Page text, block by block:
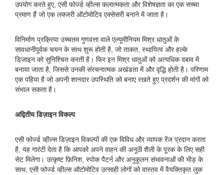
उपयोग करते हुए, एसी फोर्ज्ड व्हील्स कलात्मकता और विशेषज्ञता का एक सच्चा
प्रमाण हैं जो एक लक्जरी ऑटोमोटिव एक्सेसरी बनाने में जाता है।
विनिर्माण प्रक्रिया उच्चतम गुणवत्ता वाले एल्यूमीनियम मिश्र धातुओं के
सावधानीपूर्वक चयन के साथ शुरू होती है, जो ताकत, स्थायित्व और हल्के
डिजाइन को सुनिश्चित करती है। फिर इन मिश्र धातुओं को अत्यधिक दबाव में
बनाया जाता है, जिससे उनकी संरचनात्मक अखंडता में और वृद्धि होती है। परिणाम
एक पहिया है जो अपनी शानदार उपस्थिति को बनाए रखते हुए प्रदर्शन की मांगों को
संभाल सकता है।
अद्वितीय डिज़ाइन विकल्प
एसी फोर्ज्ड व्हील्स डिज़ाइन विकल्पों की एक विविध और व्यापक रेंज प्रदान करता
है, यह गारंटी देता है कि आपको अपने वाहन की अनूठी शैली के पूरक के लिए सही
सेट मिलेगा। उत्कृष्ट फ़िनिश, स्पोक पैटर्न और अनुकूलन संभावनाओं की भीड़ के
साथ, एसी फोर्ज्ड व्हील्स ऑटोमोटिव उत्साही लोगों को वास्तव में वैयक्तिकृत लुक